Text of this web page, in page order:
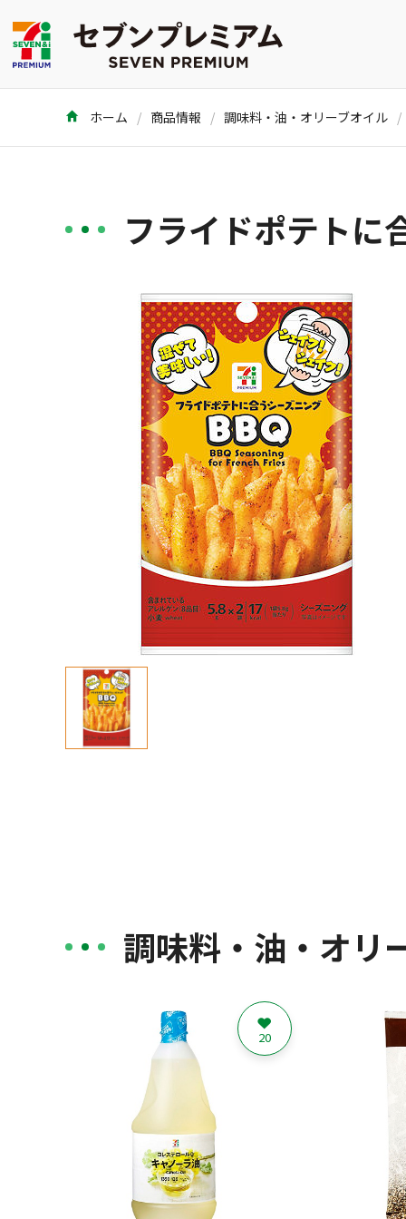
ホーム 商品情報 調味料・油・オリーブオイル
フライドポテト
調味料・油・オリ
20